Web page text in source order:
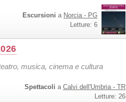
Escursioni a Norcia - PG
Letture: 6
musica, cinema e cultura
Spettacoli a Calvi dell'Umbria - TR
Letture: 26